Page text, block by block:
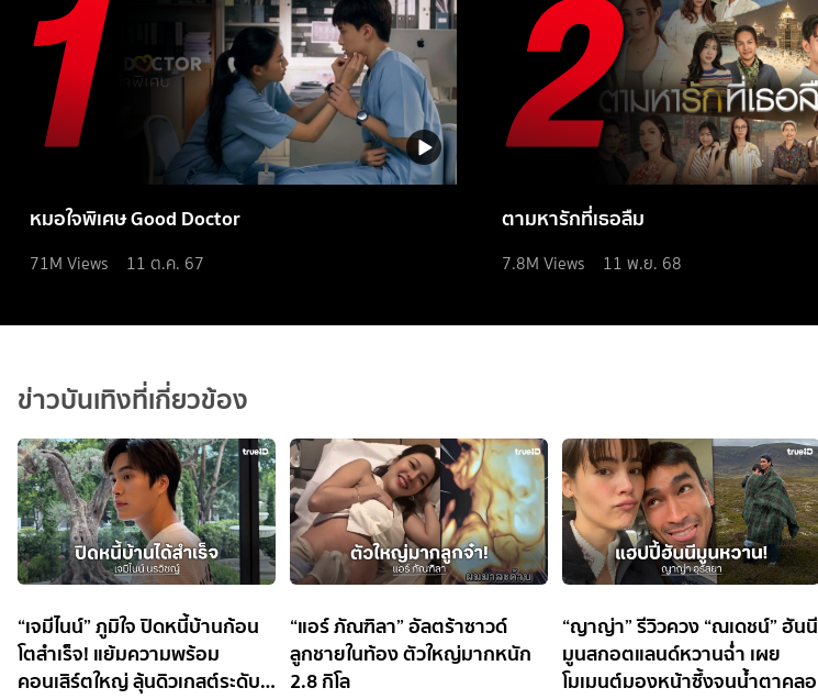
หมอใจพิเศษ Good Doctor
71M Views 11 ต.ค. 67
ตามหารักที่เธอลืม
7.8M Views 11 พ.ย. 68
ข่าวบันเทิงที่เกี่ยวข้อง
“เจมีไนน์” ภูมิใจ ปิดหนี้บ้านก้อน
โตสำเร็จ! แย้มความพร้อม
คอนเสิร์ตใหญ่ ลุ้นดิวเกสต์ระดับ
“แอร์ ภัณฑิลา” อัลตร้าซาวด์
ลูกชายในท้อง ตัวใหญ่มากหนัก
2.8 กิโล
“ญาญ่า” รีวิวควง “ณเดชน์” ฮันนี
มูนสกอตแลนด์หวานฉ่ำ เผย
โมเมนต์มองหน้าซึ้งจนน้ำตาคลอ